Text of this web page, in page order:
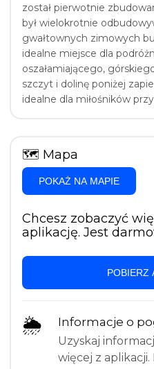
został pierwotnie
był wielokrotnie
gwałtownych zimowych
idealne miejsce dla
oszałamiającego,
szczyt i dolinę poniżej
idealne dla miłośników
🗺 Mapa
POKAŻ NA MAPIE
Chcesz zobaczyć
aplikację. Jest
POBIERZ
🌦 Informacje o
Uzyskaj
więcej z